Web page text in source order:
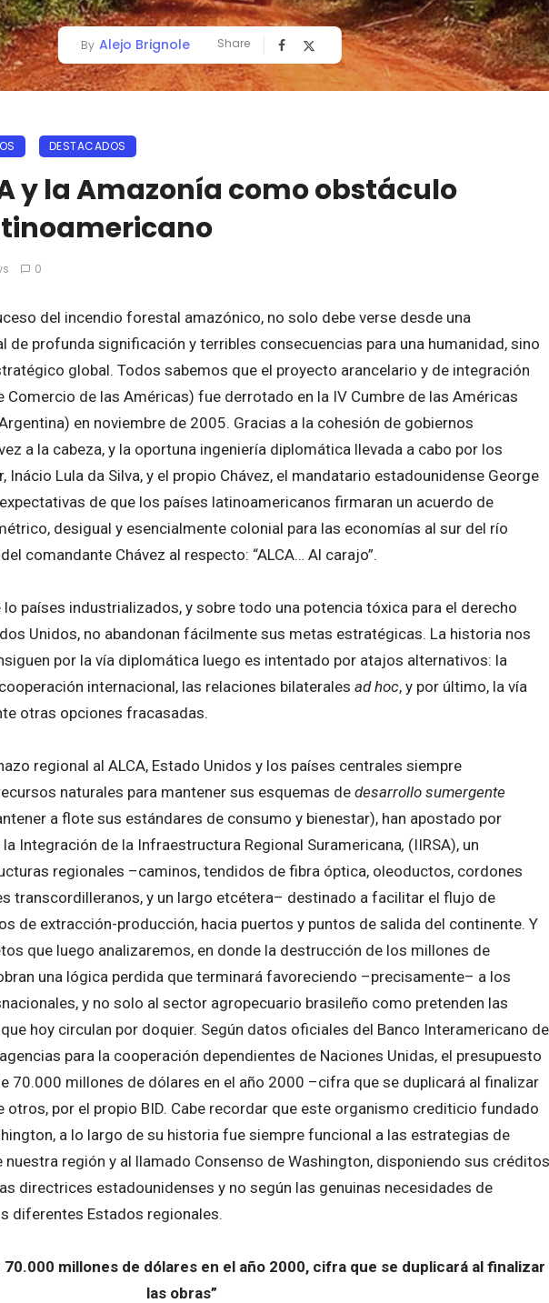
By Alejo Brignole Share
DESTACADOS
y la Amazonía como obstáculo
0
del incendio forestal amazónico, no solo debe verse desde una
de profunda significación y terribles consecuencias para una humanidad, sino
global. Todos sabemos que el proyecto arancelario y de integración
Comercio de las Américas) fue derrotado en la IV Cumbre de las Américas
en noviembre de 2005. Gracias a la cohesión de gobiernos
a la cabeza, y la oportuna ingeniería diplomática llevada a cabo por los
Inácio Lula da Silva, y el propio Chávez, el mandatario estadounidense George
de que los países latinoamericanos firmaran un acuerdo de
desigual y esencialmente colonial para las economías al sur del río
comandante Chávez al respecto: “ALCA… Al carajo”.
países industrializados, y sobre todo una potencia tóxica para el derecho
Unidos, no abandonan fácilmente sus metas estratégicas. La historia nos
por la vía diplomática luego es intentado por atajos alternativos: la
internacional, las relaciones bilaterales ad hoc, y por último, la vía
otras opciones fracasadas.
regional al ALCA, Estado Unidos y los países centrales siempre
naturales para mantener sus esquemas de desarrollo sumergente
a flote sus estándares de consumo y bienestar), han apostado por
Integración de la Infraestructura Regional Suramericana, (IIRSA), un
regionales –caminos, tendidos de fibra óptica, oleoductos, cordones
transcordilleranos, y un largo etcétera– destinado a facilitar el flujo de
de extracción-producción, hacia puertos y puntos de salida del continente. Y
que luego analizaremos, en donde la destrucción de los millones de
una lógica perdida que terminará favoreciendo –precisamente– a los
y no solo al sector agropecuario brasileño como pretenden las
hoy circulan por doquier. Según datos oficiales del Banco Interamericano de
para la cooperación dependientes de Naciones Unidas, el presupuesto
70.000 millones de dólares en el año 2000 –cifra que se duplicará al finalizar
por el propio BID. Cabe recordar que este organismo crediticio fundado
a lo largo de su historia fue siempre funcional a las estrategias de
región y al llamado Consenso de Washington, disponiendo sus créditos
directrices estadounidenses y no según las genuinas necesidades de
diferentes Estados regionales.
70.000 millones de dólares en el año 2000, cifra que se duplicará al finalizar
las obras”